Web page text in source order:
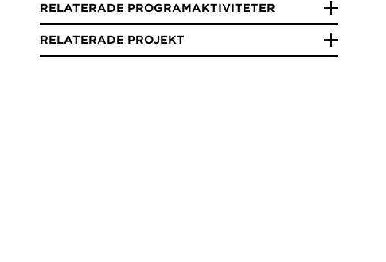
RELATERADE PROGRAMAKTIVITETER
RELATERADE PROJEKT